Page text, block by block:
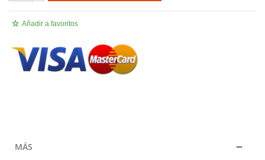
Añadir a favoritos
MÁS